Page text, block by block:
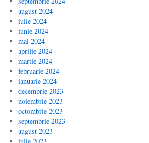
august 2024
iulie 2024
iunie 2024
mai 2024
aprilie 2024
martie 2024
februarie 2024
ianuarie 2024
decembrie 2023
noiembrie 2023
octombrie 2023
septembrie 2023
august 2023